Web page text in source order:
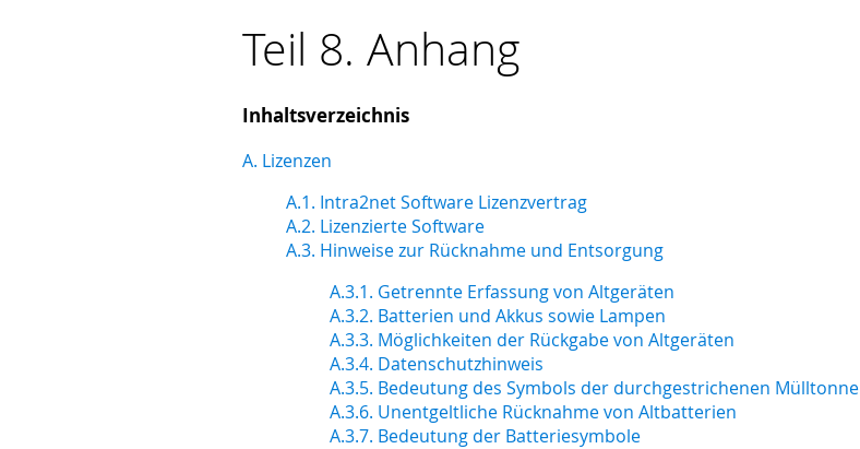
Teil 8. Anhang
Inhaltsverzeichnis
A. Lizenzen
A.1. Intra2net Software Lizenzvertrag
A.2. Lizenzierte Software
A.3. Hinweise zur Rücknahme und Entsorgung
A.3.1. Getrennte Erfassung von Altgeräten
A.3.2. Batterien und Akkus sowie Lampen
A.3.3. Möglichkeiten der Rückgabe von Altgeräten
A.3.4. Datenschutzhinweis
A.3.5. Bedeutung des Symbols der durchgestrichenen Mülltonne
A.3.6. Unentgeltliche Rücknahme von Altbatterien
A.3.7. Bedeutung der Batteriesymbole